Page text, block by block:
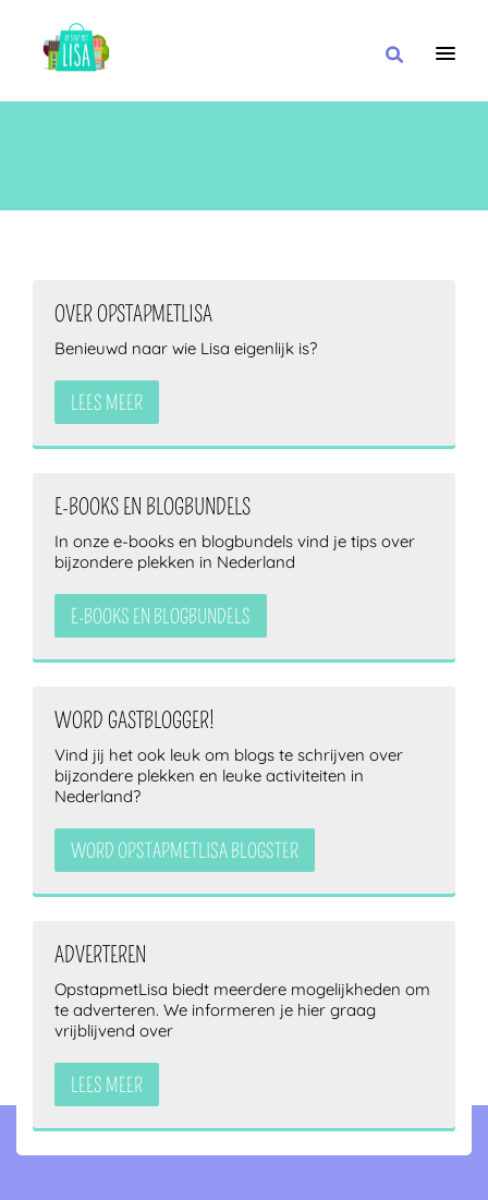
IN DE BUURT VAN
OVER OPSTAPMETLISA
Benieuwd naar wie Lisa eigenlijk is?
LEES MEER
E-BOOKS EN BLOGBUNDELS
In onze e-books en blogbundels vind je tips over
bijzondere plekken in Nederland
E-BOOKS EN BLOGBUNDELS
WORD GASTBLOGGER!
Vind jij het ook leuk om blogs te schrijven over
bijzondere plekken en leuke activiteiten in
Nederland?
WORD OPSTAPMETLISA BLOGSTER
ADVERTEREN
OpstapmetLisa biedt meerdere mogelijkheden om
te adverteren. We informeren je hier graag
vrijblijvend over
LEES MEER